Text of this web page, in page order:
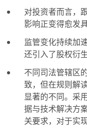
对投资者而言，
影响正变得愈发
监管变化持续加
还引入了股权衍
不同司法管辖区
致，但在规则解
显著的不同。采
据与技术解决方
关要求，对于实